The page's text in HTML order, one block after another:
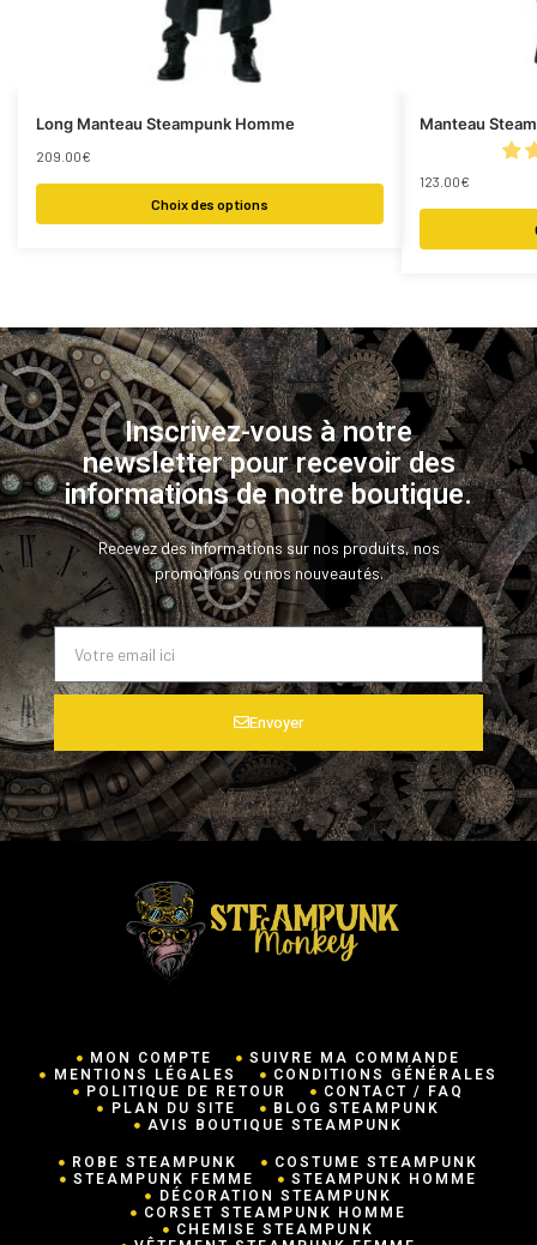
Long Manteau Steampunk Homme
209.00€
Choix des options
Manteau
123.00€
Inscrivez-vous à notre
newsletter pour recevoir des
informations de notre boutique.
Recevez des informations sur nos produits, nos
promotions ou nos nouveautés.
Envoyer
MON COMPTE SUIVRE MA COMMANDE
MENTIONS LÉGALES CONDITIONS GÉNÉRALES
POLITIQUE DE RETOUR CONTACT / FAQ
PLAN DU SITE BLOG STEAMPUNK
AVIS BOUTIQUE STEAMPUNK
ROBE STEAMPUNK
COSTUME STEAMPUNK
STEAMPUNK FEMME STEAMPUNK HOMME
DÉCORATION STEAMPUNK
CORSET STEAMPUNK HOMME
CHEMISE STEAMPUNK